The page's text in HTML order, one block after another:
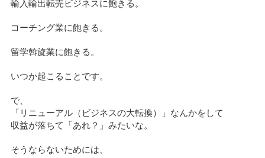
輸入輸出転売ビジネスに飽きる。
コーチング業に飽きる。
留学斡旋業に飽きる。
いつか起こることです。
で、
「リニューアル（ビジネスの大転換）」なんかをして
収益が落ちて「あれ？」みたいな。
そうならないためには、